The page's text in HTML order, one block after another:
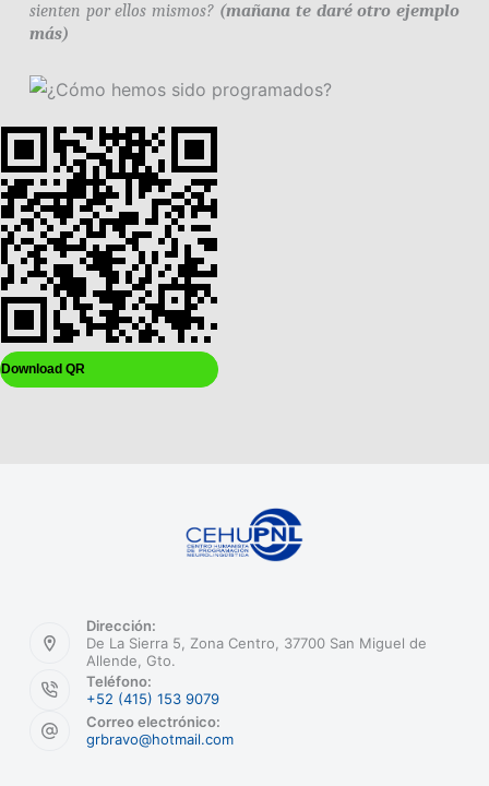
sienten por ellos mismos? (mañana te daré otro ejemplo
más)
Download QR
Dirección:
De La Sierra 5, Zona Centro, 37700 San Miguel de
Allende, Gto.
Teléfono:
+52 (415) 153 9079
Correo electrónico:
grbravo@hotmail.com